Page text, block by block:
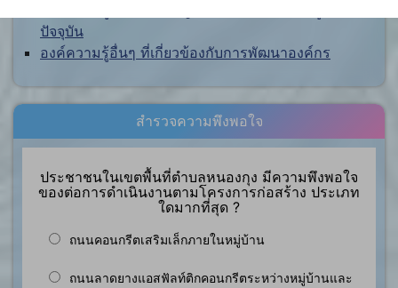
ปัจจุบัน
องค์ความรู้อื่นๆ ที่เกี่ยวข้องกับการพัฒนาองค์กร
สำรวจความพึงพอใจ
ประชาชนในเขตพื้นที่ตำบลหนองกุง มีความพึงพอใจ
ของต่อการดำเนินงานตามโครงการก่อสร้าง ประเภท
ใดมากที่สุด ?
ถนนคอนกรีตเสริมเล็กภายในหมู่บ้าน
ถนนลาดยางแอสฟัลท์ติกคอนกรีตระหว่างหมู่บ้านและ